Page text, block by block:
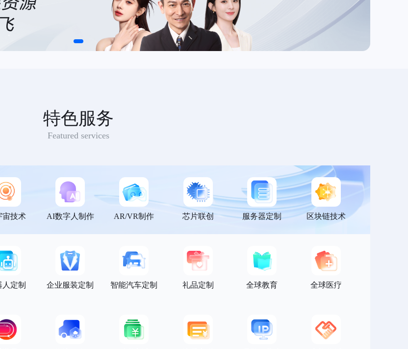
特色服务
Featured services
宙技术 AI数字人制作 AR/VR制作 芯片联创 服务器定制 区块链技术
人定制 企业服装定制 智能汽车定制 礼品定制 全球教育 全球医疗